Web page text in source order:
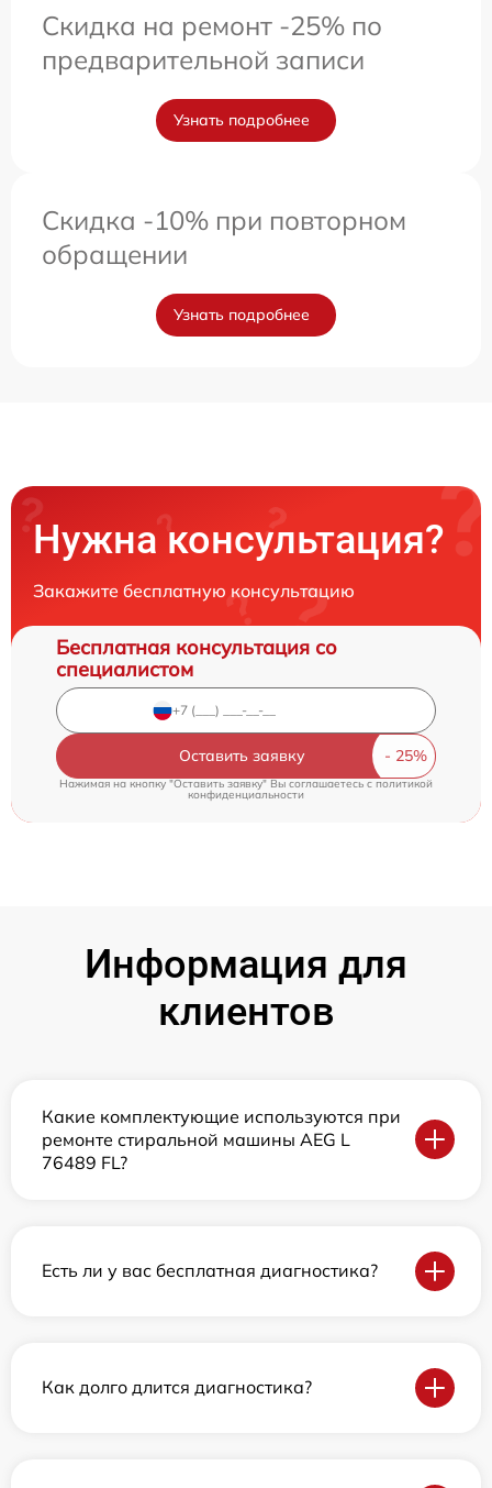
Скидка на ремонт -25% по
предварительной записи
Узнать подробнее
Скидка -10% при повторном
обращении
Узнать подробнее
Нужна консультация?
Закажите бесплатную консультацию
Бесплатная консультация со
специалистом
Оставить заявку
Нажимая на кнопку "Оставить заявку" Вы соглашаетесь cполитикой
конфиденциальности
Информация для
клиентов
Какие комплектующие используются при
ремонте стиральной машины AEG L
76489 FL?
Есть ли у вас бесплатная диагностика?
Как долго длится диагностика?